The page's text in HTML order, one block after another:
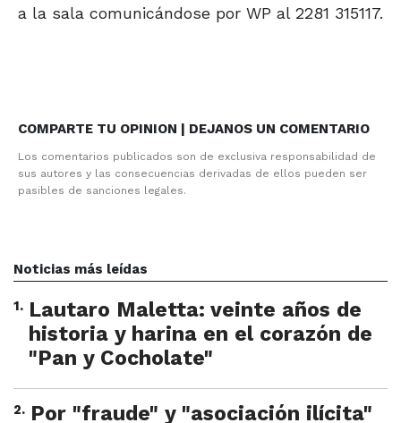
a la sala comunicándose por WP al 2281 315117.
COMPARTE TU OPINION | DEJANOS UN COMENTARIO
Los comentarios publicados son de exclusiva responsabilidad de
sus autores y las consecuencias derivadas de ellos pueden ser
pasibles de sanciones legales.
Noticias más leídas
1. Lautaro Maletta: veinte años de
historia y harina en el corazón de
"Pan y Cocholate"
2. Por "fraude" y "asociación ilícita"